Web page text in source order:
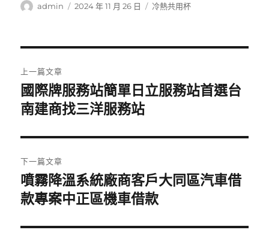
作
admin
發
2024 年 11 月 26 日
分
冷熱共用杯
章
導
覽
上一篇文章
上
一
文
章:
國際牌服務站簡單日立服務站首選台
南建商找三洋服務站
下一篇文章
下
一
文
噴霧降溫系統廠商客戶大同區汽車借
款專案中正區機車借款